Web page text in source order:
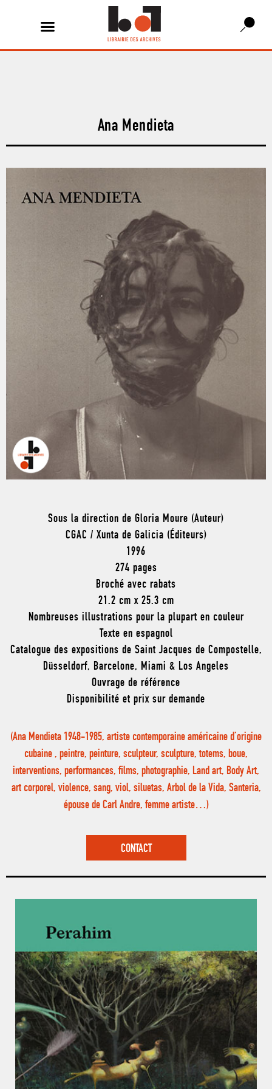
Ana Mendieta
Sous la direction de Gloria Moure (Auteur)
CGAC / Xunta de Galicia (Éditeurs)
1996
274 pages
Broché avec rabats
21.2 cm x 25.3 cm
Nombreuses illustrations pour la plupart en couleur
Texte en espagnol
Catalogue des expositions de Saint Jacques de Compostelle,
Düsseldorf, Barcelone, Miami & Los Angeles
Ouvrage de référence
Disponibilité et prix sur demande
(Ana Mendieta 1948-1985, artiste contemporaine américaine d’origine
cubaine , peintre, peinture, sculpteur, sculpture, totems, boue,
interventions, performances, films, photographie, Land art, Body Art,
art corporel, violence, sang, viol, siluetas, Arbol de la Vida, Santeria,
épouse de Carl Andre, femme artiste…)
CONTACT